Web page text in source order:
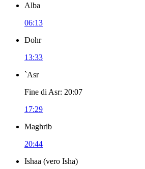
Alba
06:13
Dohr
13:33
`Asr
Fine di Asr: 20:07
17:29
Maghrib
20:44
Ishaa (vero Isha)